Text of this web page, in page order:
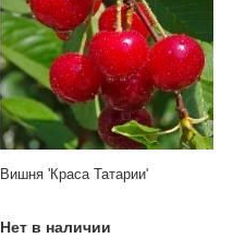
Вишня 'Краса Татарии'
Нет в наличии